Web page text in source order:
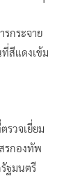
กระจาย
สีแดงเข้ม
รวจเยี่ยม
รกองทัพ
ฐมนตรี